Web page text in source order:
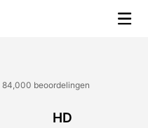
84,000 beoordelingen
HD